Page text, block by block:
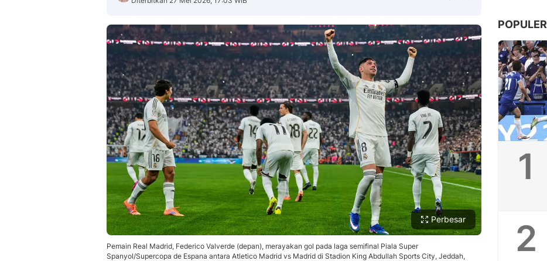
Copy Link
Perbesar
Pemain Real Madrid, Federico Valverde (depan), merayakan gol pada laga semifinal Piala Super
Spanyol/Supercopa de Espana antara Atletico Madrid vs Madrid di Stadion King Abdullah Sports City, Jeddah,
POPULER
1
2